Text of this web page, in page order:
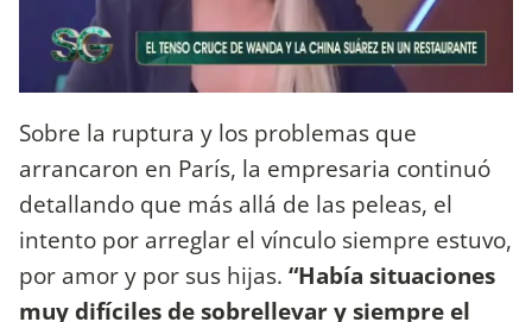
Sobre la ruptura y los problemas que
arrancaron en París, la empresaria continuó
detallando que más allá de las peleas, el
intento por arreglar el vínculo siempre estuvo,
por amor y por sus hijas. “Había situaciones
muy difíciles de sobrellevar y siempre el